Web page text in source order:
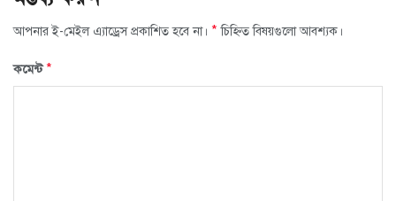
আপনার ই-মেইল এ্যাড্রেস প্রকাশিত হবে না। * চিহ্নিত বিষয়গুলো আবশ্যক।
কমেন্ট*